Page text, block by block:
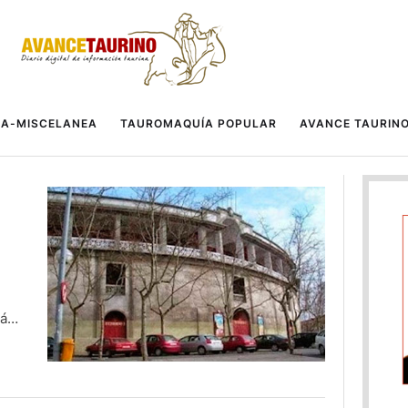
MISCELANEA TAUROMAQUÍA POPULAR AVANCE TAURINO